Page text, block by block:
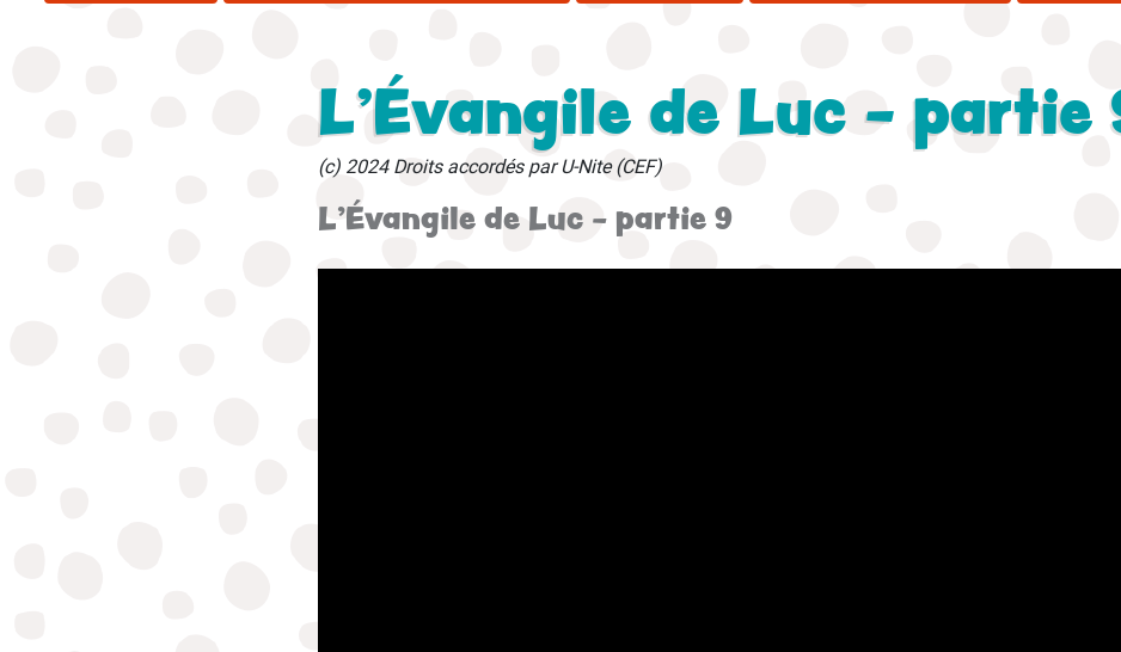
L'Évangile de Luc - partie
(c) 2024 Droits accordés par U-Nite (CEF)
L'Évangile de Luc - partie 9